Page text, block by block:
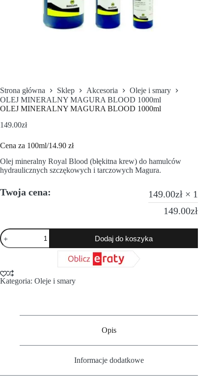
Strona główna Sklep Akcesoria
Oleje i smary
OLEJ MINERALNY MAGURA BLOOD 1000ml
OLEJ MINERALNY MAGURA BLOOD 1000ml
149.00zł
Cena za 100ml/14.90 zł
Olej mineralny Royal Blood (błękitna krew) do hamulców
hydraulicznych szczękowych i tarczowych Magura.
Twoja cena: 149.00zł × 1
149.00zł
Dodaj do koszyka
Kategoria: Oleje i smary
Opis
Informacje dodatkowe